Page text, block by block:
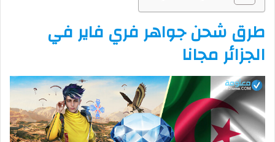
طرق شحن جواهر فري فاير في
الجزائر مجانا